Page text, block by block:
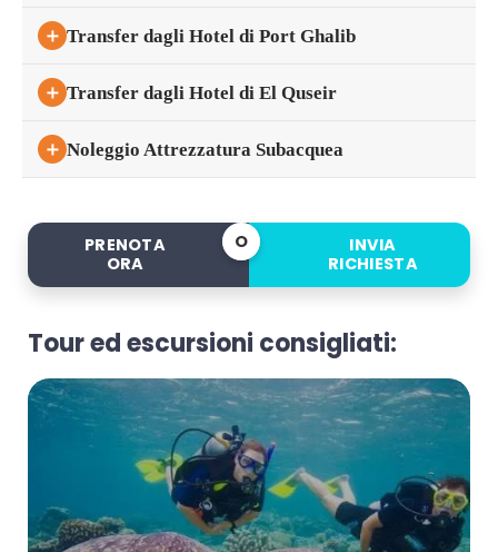
＋ Transfer dagli Hotel di Port Ghalib
＋ Transfer dagli Hotel di El Quseir
＋ Noleggio Attrezzatura Subacquea
PRENOTA
ORA
O
INVIA
RICHIESTA
Tour ed escursioni consigliati: